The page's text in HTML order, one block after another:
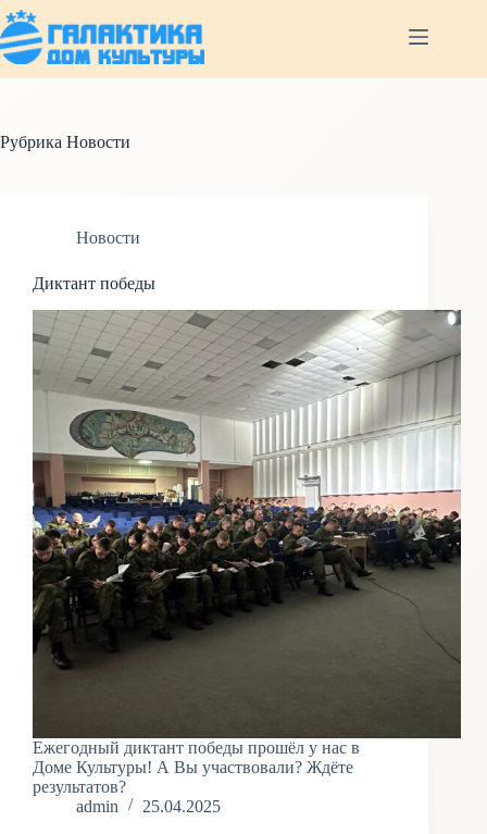
Перейти
к
сути
Рубрика Новости
Новости
Диктант победы
Ежегодный диктант победы прошёл у нас в
Доме Культуры! А Вы участвовали? Ждёте
результатов?
admin
25.04.2025